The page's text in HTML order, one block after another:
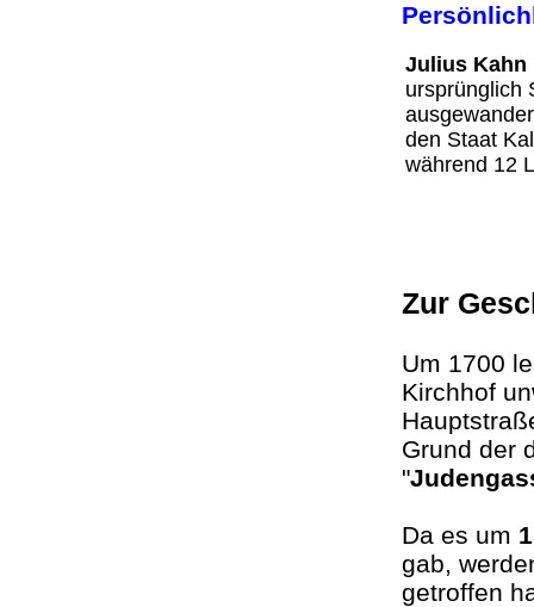
Julius Kahn
ursprünglich
den Staat
während 12
Zur
Um 1700
Kirchhof
Grund der
"
Da es um
gab,
getroffen